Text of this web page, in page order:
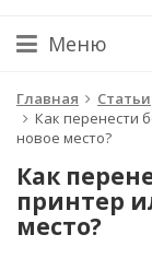
Меню
Главная
Статьи
Как перенести
новое место?
Как
принтер
место?